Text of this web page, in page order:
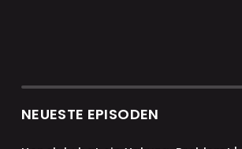
NEUESTE EPISODEN